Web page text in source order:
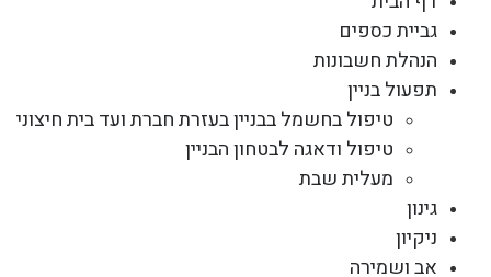
גביית כספים
הנהלת חשבונות
תפעול בניין
טיפול בחשמל בבניין בעזרת חברת ועד בית חיצוני
טיפול ודאגה לבטחון הבניין
מעלית שבת
גינון
ניקיון
אב ושמירה